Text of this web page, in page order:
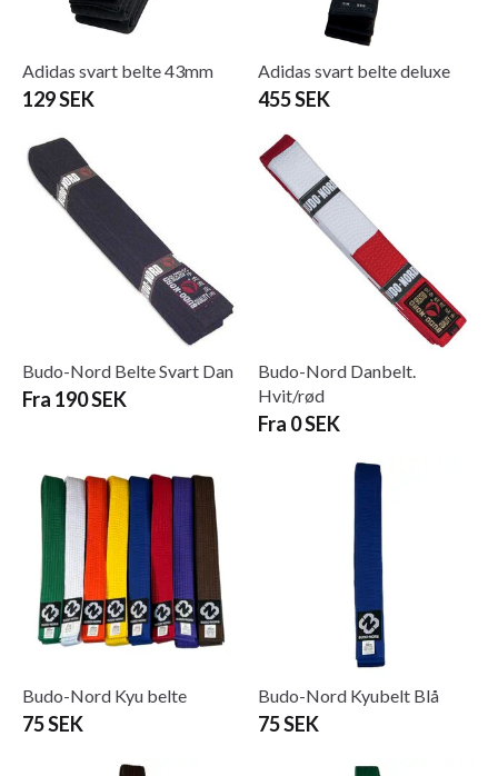
Adidas svart belte 43mm
129 SEK
Adidas svart belte deluxe
455 SEK
Budo-Nord Belte Svart Dan
Fra 190 SEK
Budo-Nord Danbelt.
Hvit/rød
Fra 0 SEK
Budo-Nord Kyu belte
75 SEK
Budo-Nord Kyubelt Blå
75 SEK